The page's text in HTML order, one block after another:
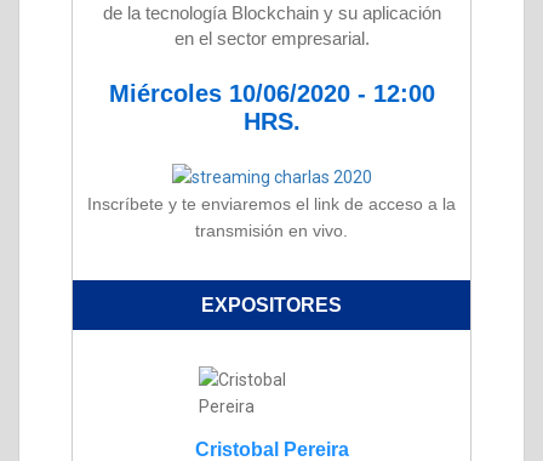
de la tecnología Blockchain y su aplicación
en el sector empresarial.
Miércoles 10/06/2020 - 12:00
HRS.
Inscríbete y te enviaremos el link de acceso a la
transmisión en vivo.
EXPOSITORES
Cristobal Pereira